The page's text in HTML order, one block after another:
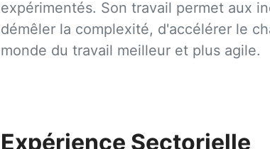
expérimentés. Son travail permet aux
démêler la complexité, d'accélérer le
monde du travail meilleur et plus agile.
Expérience Sectorielle